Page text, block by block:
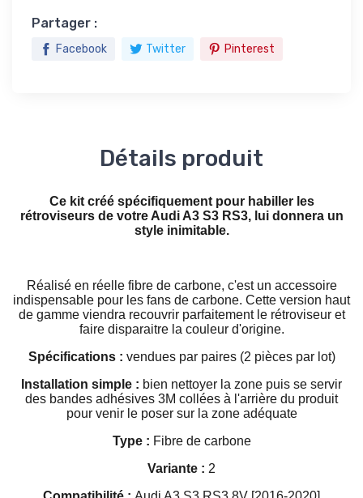
Partager :
Facebook Twitter Pinterest
Détails produit
Ce kit créé spécifiquement pour habiller les
rétroviseurs de votre Audi A3 S3 RS3, lui donnera un
style inimitable.
Réalisé en réelle fibre de carbone, c'est un accessoire
indispensable pour les fans de carbone. Cette version haut
de gamme viendra recouvrir parfaitement le rétroviseur et
faire disparaitre la couleur d'origine.
Spécifications : vendues par paires (2 pièces par lot)
Installation simple : bien nettoyer la zone puis se servir
des bandes adhésives 3M collées à l'arrière du produit
pour venir le poser sur la zone adéquate
Type : Fibre de carbone
Variante : 2